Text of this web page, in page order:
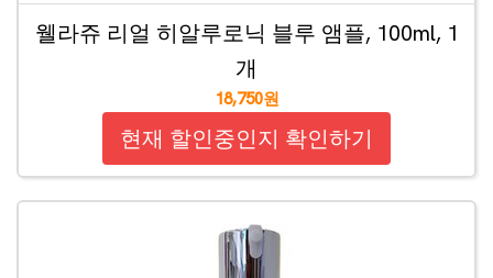
웰라쥬 리얼 히알루로닉 블루 앰플, 100ml, 1
개
18,750원
현재 할인중인지 확인하기